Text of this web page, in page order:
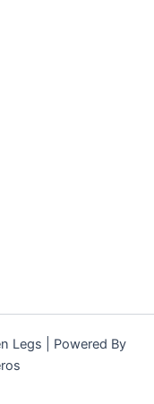
Legs | Powered By